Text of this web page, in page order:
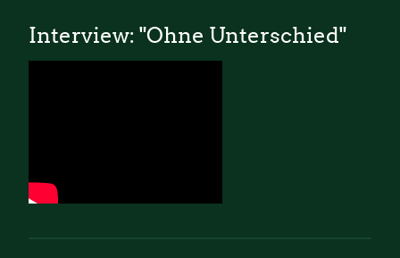
Interview: "Ohne Unterschied"